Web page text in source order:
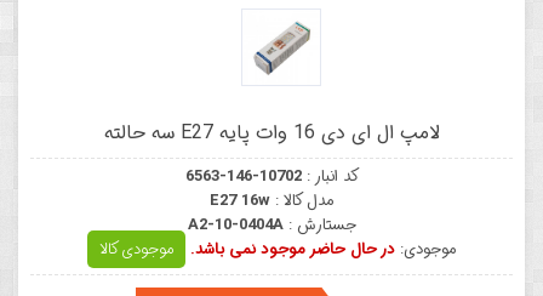
لامپ ال ای دی 16 وات پایه E27 سه حالته
کد انبار :6563-146-10702
مدل کالا : E27 16w
جستارش :A2-10-0404A
موجودی: در حال حاضر موجود نمی باشد. موجودی کالا